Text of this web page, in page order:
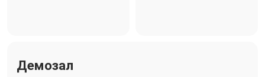
Демозал